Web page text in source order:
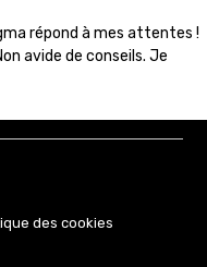
répond à mes attentes !
avide de conseils. Je
des cookies